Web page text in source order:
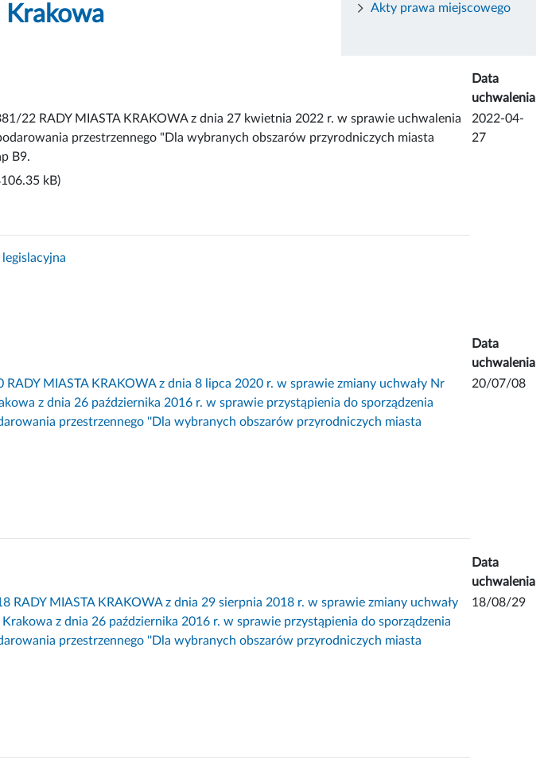
Akty prawa miejscowego
Krakowa
Data
uchwalenia
22 RADY MIASTA KRAKOWA z dnia 27 kwietnia 2022 r. w sprawie uchwalenia
przestrzennego "Dla wybranych obszarów przyrodniczych miasta
B9.
2022-04-
27
kB)
legislacyjna
Data
uchwalenia
MIASTA KRAKOWA z dnia 8 lipca 2020 r. w sprawie zmiany uchwały Nr
z dnia 26 października 2016 r. w sprawie przystąpienia do sporządzenia
przestrzennego ''Dla wybranych obszarów przyrodniczych miasta
20/07/08
Data
uchwalenia
RADY MIASTA KRAKOWA z dnia 29 sierpnia 2018 r. w sprawie zmiany uchwały
z dnia 26 października 2016 r. w sprawie przystąpienia do sporządzenia
przestrzennego ''Dla wybranych obszarów przyrodniczych miasta
18/08/29